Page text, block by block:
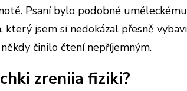
Psaní bylo podobné
který jsem si nedokázal přesně
činilo čtení nepříjemným.
zreniia fiziki?